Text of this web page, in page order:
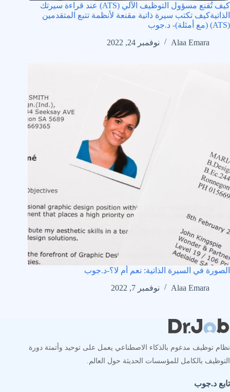
كيف تُقنع مسؤول التوظيف الآلي (ATS) عند قراءة سيرتك
الذاتيةكيف تكتب سيرة ذاتية مقنعة لأنظمة تتبع المتقدمين
(ATS) (مع أمثلة)- د.جوب
Alaa Emara
نوفمبر 24, 2022
الصورة في السيرة الذاتية: نعم أم لا؟-د.جوب
Alaa Emara
نوفمبر 7, 2022
نظام توظيف مدعوم بالذكاء الاصطناعي يعمل على توحيد وأتمتة دورة
التوظيف بالكامل للمؤسسات الحديثة حول العالم.
تابع د.جوب